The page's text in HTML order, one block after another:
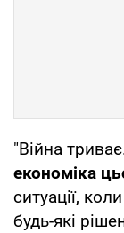
"Війна
економіка
ситуації,
будь-які